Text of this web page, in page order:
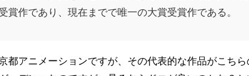
賞作であり、現在までで唯一の大賞受賞作である。
都アニメーションですが、その代表的な作品がこちら